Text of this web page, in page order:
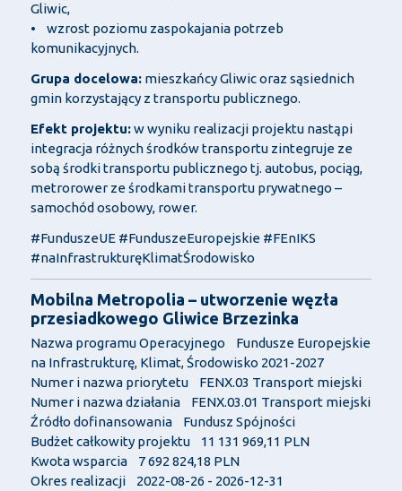
Gliwic,
• wzrost poziomu zaspokajania potrzeb
komunikacyjnych.
Grupa docelowa:mieszkańcy Gliwic oraz sąsiednich
gmin korzystający z transportu publicznego.
Efekt projektu:w wyniku realizacji projektu nastąpi
integracja różnych środków transportu zintegruje ze
sobą środki transportu publicznego tj. autobus, pociąg,
metrorower ze środkami transportu prywatnego –
samochód osobowy, rower.
#FunduszeUE #FunduszeEuropejskie #FEnIKS
#naInfrastrukturęKlimatŚrodowisko
Mobilna Metropolia – utworzenie węzła
przesiadkowego Gliwice Brzezinka
Nazwa programu Operacyjnego Fundusze Europejskie
na Infrastrukturę, Klimat, Środowisko 2021-2027
Numer i nazwa priorytetu FENX.03 Transport miejski
Numer i nazwa działania FENX.03.01 Transport miejski
Źródło dofinansowania Fundusz Spójności
Budżet całkowity projektu 11 131 969,11 PLN
Kwota wsparcia 7 692 824,18 PLN
Okres realizacji 2022-08-26 - 2026-12-31